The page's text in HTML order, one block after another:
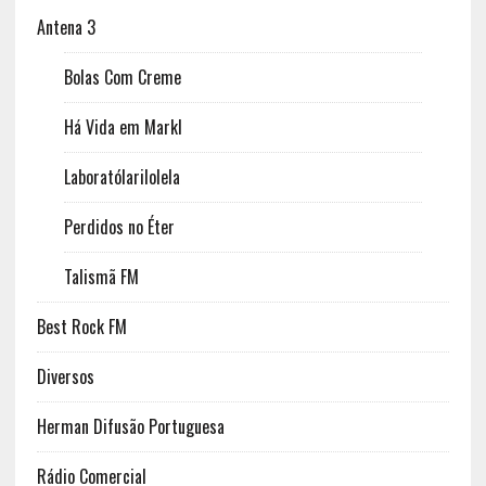
Antena 3
Bolas Com Creme
Há Vida em Markl
Laboratólarilolela
Perdidos no Éter
Talismã FM
Best Rock FM
Diversos
Herman Difusão Portuguesa
Rádio Comercial